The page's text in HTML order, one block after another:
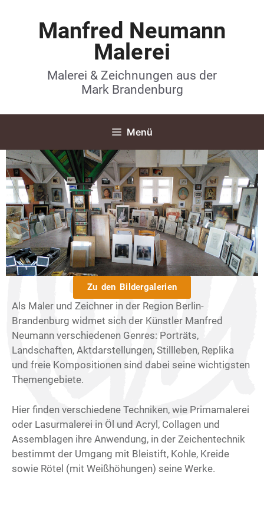
Manfred Neumann
Malerei
Malerei & Zeichnungen aus der
Mark Brandenburg
Menü
Zu den Bildergalerien
Als Maler und Zeichner in der Region Berlin-
Brandenburg widmet sich der Künstler Manfred
Neumann verschiedenen Genres: Porträts,
Landschaften, Aktdarstellungen, Stillleben, Replika
und freie Kompositionen sind dabei seine wichtigsten
Themengebiete.
Hier finden verschiedene Techniken, wie Primamalerei
oder Lasurmalerei in Öl und Acryl, Collagen und
Assemblagen ihre Anwendung, in der Zeichentechnik
bestimmt der Umgang mit Bleistift, Kohle, Kreide
sowie Rötel (mit Weißhöhungen) seine Werke.